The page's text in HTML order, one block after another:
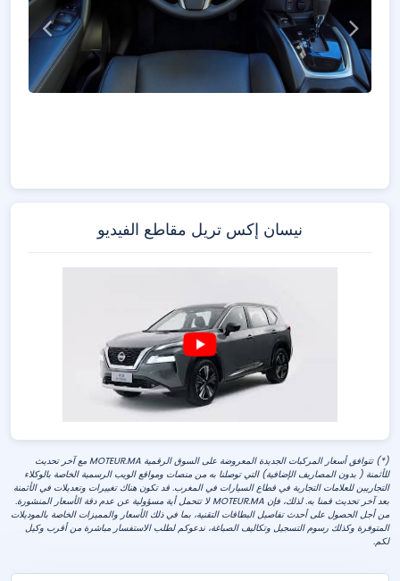
نيسان إكس تريل مقاطع الفيديو
(*) تتوافق أسعار المركبات الجديدة المعروضة على السوق الرقمية MOTEUR.MA مع آخر تحديث
للأثمنة ( بدون المصاريف الإضافية) التي توصلنا به من منصات ومواقع الويب الرسمية الخاصة بالوكلاء
التجاريين للعلامات التجارية في قطاع السيارات في المغرب. قد تكون هناك تغييرات وتعديلات في الأثمنة
بعد آخر تحديث قمنا به. لذلك، فإن MOTEUR.MA لا تتحمل أية مسؤولية عن عدم دقة الأسعار المنشورة.
من أجل الحصول على أحدث تفاصيل البطاقات التقنية، بما في ذلك الأسعار والمميزات الخاصة بالموديلات
المتوفرة وكذلك رسوم التسجيل وتكاليف الصباغة، ندعوكم لطلب الاستفسار مباشرة من أقرب وكيل
لكم.